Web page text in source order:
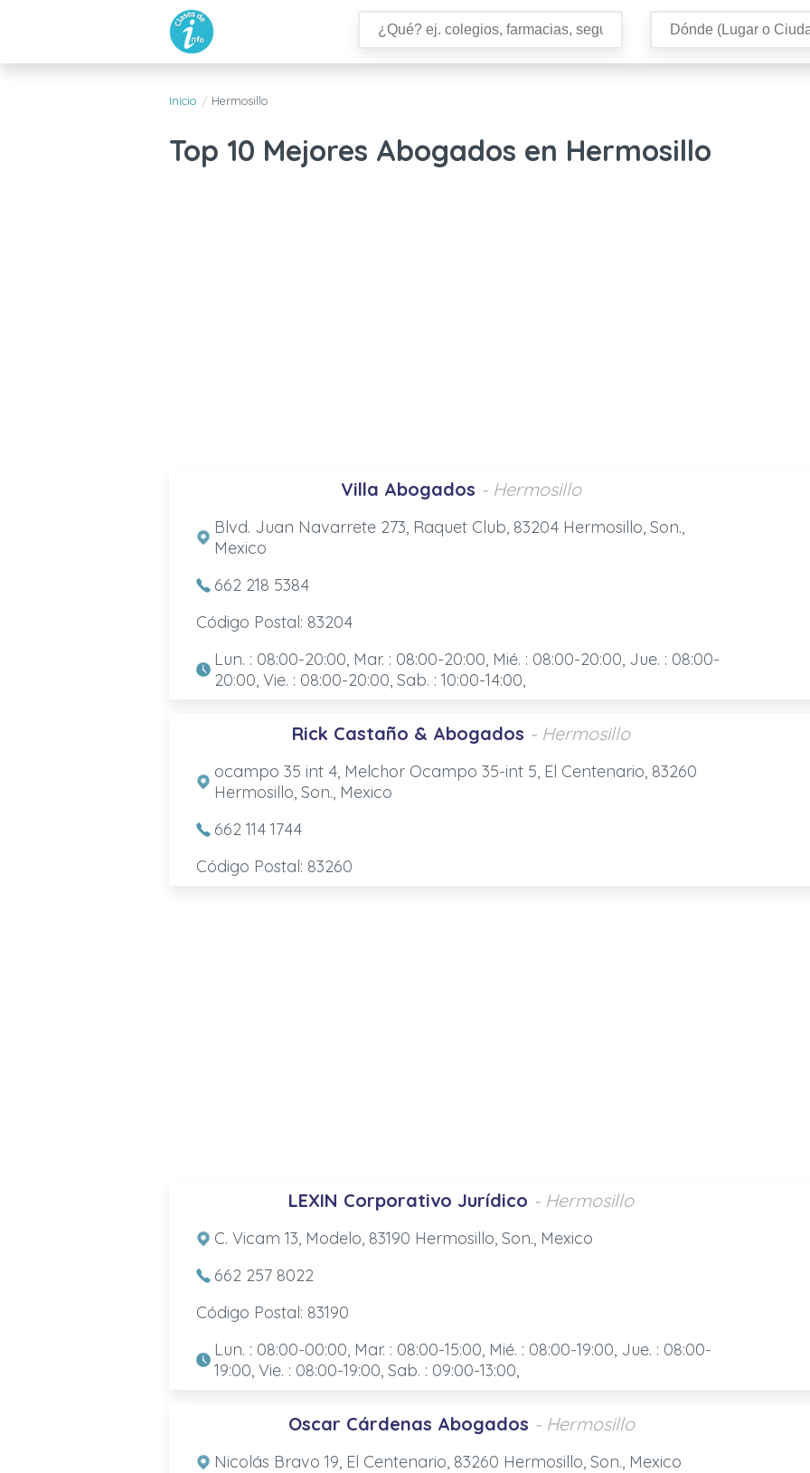
Inicio Hermosillo
Top 10 Mejores Abogados en Hermosillo
Villa Abogados - Hermosillo
Blvd. Juan Navarrete 273, Raquet Club, 83204 Hermosillo, Son.,
Mexico
662 218 5384
Código Postal: 83204
Lun. : 08:00-20:00, Mar. : 08:00-20:00, Mié. : 08:00-20:00, Jue. : 08:00-
20:00, Vie. : 08:00-20:00, Sab. : 10:00-14:00,
Rick Castaño & Abogados - Hermosillo
ocampo 35 int 4, Melchor Ocampo 35-int 5, El Centenario, 83260
Hermosillo, Son., Mexico
662 114 1744
Código Postal: 83260
LEXIN Corporativo Jurídico - Hermosillo
C. Vicam 13, Modelo, 83190 Hermosillo, Son., Mexico
662 257 8022
Código Postal: 83190
Lun. : 08:00-00:00, Mar. : 08:00-15:00, Mié. : 08:00-19:00, Jue. : 08:00-
19:00, Vie. : 08:00-19:00, Sab. : 09:00-13:00,
Oscar Cárdenas Abogados - Hermosillo
Nicolás Bravo 19, El Centenario, 83260 Hermosillo, Son., Mexico